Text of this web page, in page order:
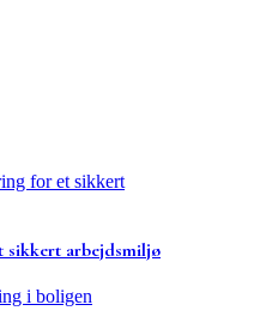
sikkert arbejdsmiljø